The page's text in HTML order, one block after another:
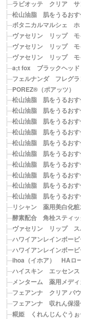
ラビオッテ クリア サンス
松山油脂 肌をうるおす保湿
ボタニカルマルシェ ホッ
ヴァセリン リップ モイス
ヴァセリン リップ モイス
ヴァセリン リップ モイス
a;t fox ブラックヘッド ス
フェルナンダ フレグラン
POREZ®（ポアッツ） ポア
松山油脂 肌をうるおす保湿
松山油脂 肌をうるおす保湿
松山油脂 肌をうるおす保
松山油脂 肌をうるおす保
松山油脂 肌をうるおす保
松山油脂 肌をうるおす保
松山油脂 肌をうるおす保湿
松山油脂 肌をうるおす保
松山油脂 肌をうるおす保湿
松山油脂 肌をうるおす保
リシャン 薬用美白化粧水ミ
酵素配合 角栓スティック石
ヴァセリン リップ スパー
ハワイアンレインボービー
ハワイアンレインボービー
ihoa（イホア） HAローシ
ハイスキン エッセンスリッ
メンターム 薬用メディカル
フェアンナ クリア パウダー
フェアンナ 収れん保湿化粧
糀姫 くれんじんぐうぉーた